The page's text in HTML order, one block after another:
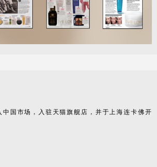
国市场，入驻天猫旗舰店， 并于上海连卡佛开